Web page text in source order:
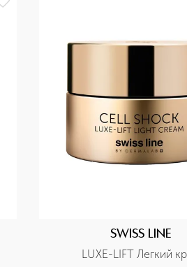
SWISS LINE
LUXE-LIFT Легкий